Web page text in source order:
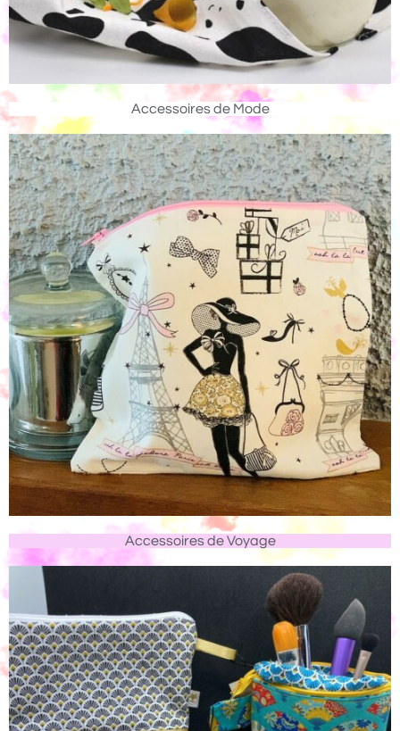
Accessoires de Mode
Accessoires de Voyage